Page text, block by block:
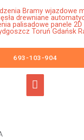
Główne
menu
693-103-904
Wołomin
Furtki Płoty
Nowoczesne